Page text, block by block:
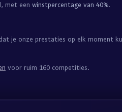
met een winstpercentage van 40%.
je onze prestaties op elk moment
voor ruim 160 competities.